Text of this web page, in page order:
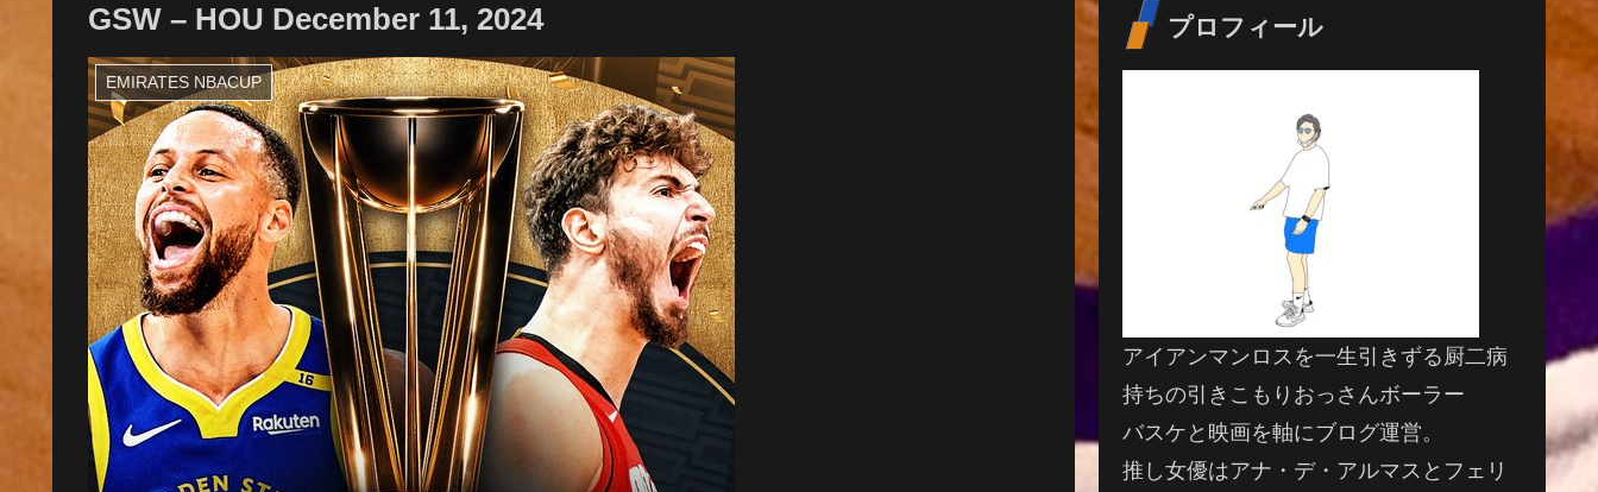
GSW – HOU December 11, 2024
EMIRATES NBACUP
プロフィール
アイアンマンロスを一生引きずる厨二病
持ちの引きこもりおっさんボーラー
バスケと映画を軸にブログ運営。
推し女優はアナ・デ・アルマスとフェリ